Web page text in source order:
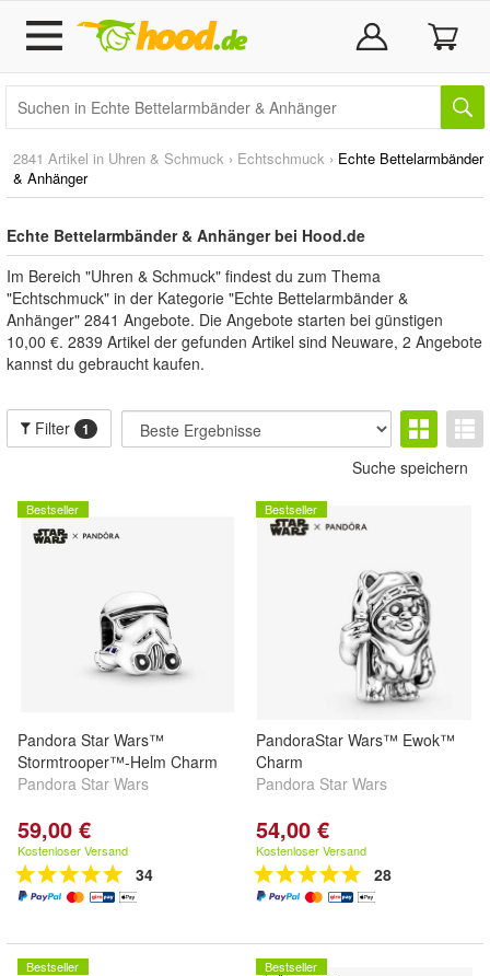
2841 Artikel in Uhren & Schmuck › Echtschmuck › Echte Bettelarmbänder
& Anhänger
Echte Bettelarmbänder & Anhänger bei Hood.de
Im Bereich "Uhren & Schmuck" findest du zum Thema
"Echtschmuck" in der Kategorie "Echte Bettelarmbänder &
Anhänger" 2841 Angebote. Die Angebote starten bei günstigen
10,00 €. 2839 Artikel der gefunden Artikel sind Neuware, 2 Angebote
kannst du gebraucht kaufen.
Filter 1
Suche speichern
Bestseller
Pandora Star Wars™
Stormtrooper™-Helm Charm
Pandora Star Wars
59,00 €
Kostenloser Versand
34
Bestseller
PandoraStar Wars™ Ewok™
Charm
Pandora Star Wars
54,00 €
Kostenloser Versand
28
Bestseller Bestseller